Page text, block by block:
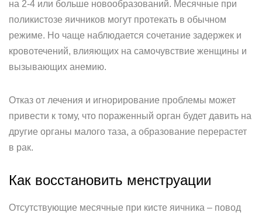
на 2-4 или больше новообразований. Месячные при
поликистозе яичников могут протекать в обычном
режиме. Но чаще наблюдается сочетание задержек и
кровотечений, влияющих на самочувствие женщины и
вызывающих анемию.
Отказ от лечения и игнорирование проблемы может
привести к тому, что пораженный орган будет давить на
другие органы малого таза, а образование перерастет
в рак.
Как восстановить менструации
Отсутствующие месячные при кисте яичника – повод